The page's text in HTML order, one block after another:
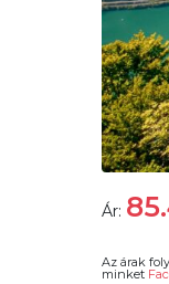
Ár:
Az árak
minket